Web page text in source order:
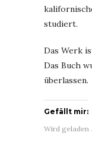
studiert.
Das Werk
Das Buch
überlassen.
Gefällt mir:
Wird geladen